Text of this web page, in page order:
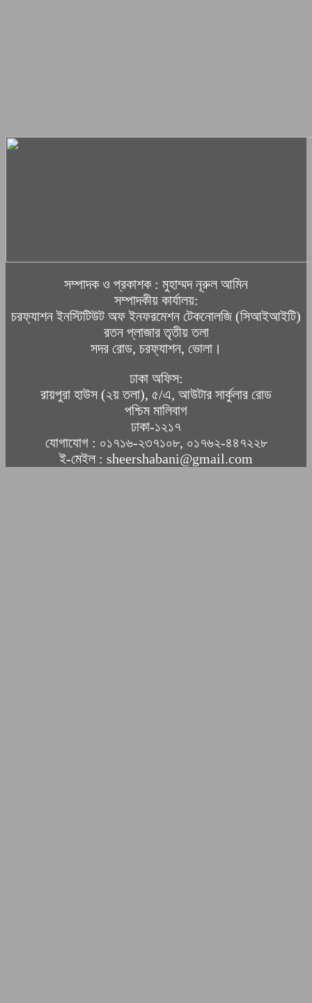
সম্পাদক ও প্রকাশক : মুহাম্মদ নূরুল আমিন
সম্পাদকীয় কার্যালয়:
চরফ্যাশন ইনস্টিটিউট অফ ইনফরমেশন টেকনোলজি (সিআইআইটি)
রতন প্লাজার তৃতীয় তলা
সদর রোড, চরফ্যাশন, ভোলা।
ঢাকা অফিস:
রায়পুরা হাউস (২য় তলা), ৫/এ, আউটার সার্কুলার রোড
পশ্চিম মালিবাগ
ঢাকা-১২১৭
যোগাযোগ : ০১৭১৬-২৩৭১০৮, ০১৭৬২-৪৪৭২২৮
ই-মেইল : sheershabani@gmail.com